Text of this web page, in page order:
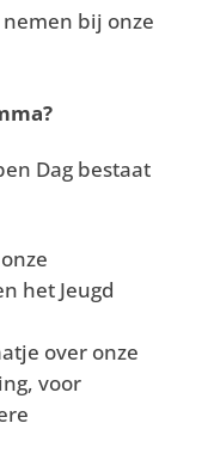
bij onze
Dag bestaat
het Jeugd
over onze
voor